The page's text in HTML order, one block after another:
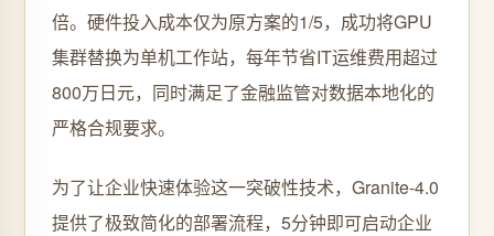
倍。硬件投入成本仅为原方案的1/5，成功将GPU
集群替换为单机工作站，每年节省IT运维费用超过
800万日元，同时满足了金融监管对数据本地化的
严格合规要求。
为了让企业快速体验这一突破性技术，Granite-4.0
提供了极致简化的部署流程，5分钟即可启动企业